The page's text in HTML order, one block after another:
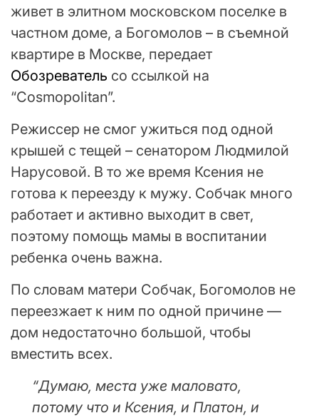
живет в элитном московском поселке в
частном доме, а Богомолов – в съемной
квартире в Москве, передает
Обозреватель со ссылкой на
“Cosmopolitan”.
Режиссер не смог ужиться под одной
крышей с тещей – сенатором Людмилой
Нарусовой. В то же время Ксения не
готова к переезду к мужу. Собчак много
работает и активно выходит в свет,
поэтому помощь мамы в воспитании
ребенка очень важна.
По словам матери Собчак, Богомолов не
переезжает к ним по одной причине —
дом недостаточно большой, чтобы
вместить всех.
“Думаю, места уже маловато,
потому что и Ксения, и Платон, и